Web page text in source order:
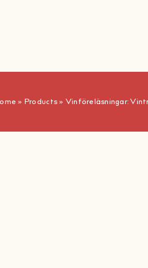
» Products » Vinföreläsningar: